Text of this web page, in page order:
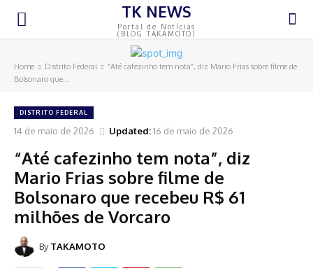
TK NEWS
Portal de Notícias
(BLOG TAKAMOTO)
Home Distrito Federal
“Até cafezinho tem nota”, diz Mario Frias sobre filme de
Bolsonaro que...
DISTRITO FEDERAL
14 de maio de 2026 Updated:16 de maio de 2026
“Até cafezinho tem nota”, diz
Mario Frias sobre filme de
Bolsonaro que recebeu R$ 61
milhões de Vorcaro
By TAKAMOTO